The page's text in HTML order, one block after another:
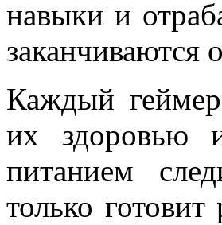
навыки и
заканчиваются
Каждый
их здоровью
питанием
только